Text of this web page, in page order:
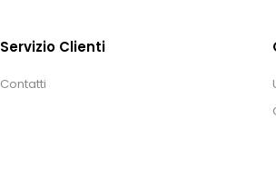
Servizio Clienti
Contatti